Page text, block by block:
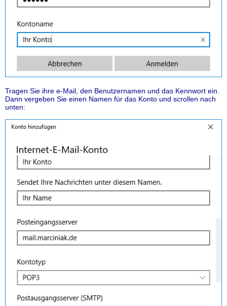
Tragen Sie ihre e-Mail, den Benutzernamen und das Kennwort ein.
Dann vergeben Sie einen Namen für das Konto und scrollen nach
unten: